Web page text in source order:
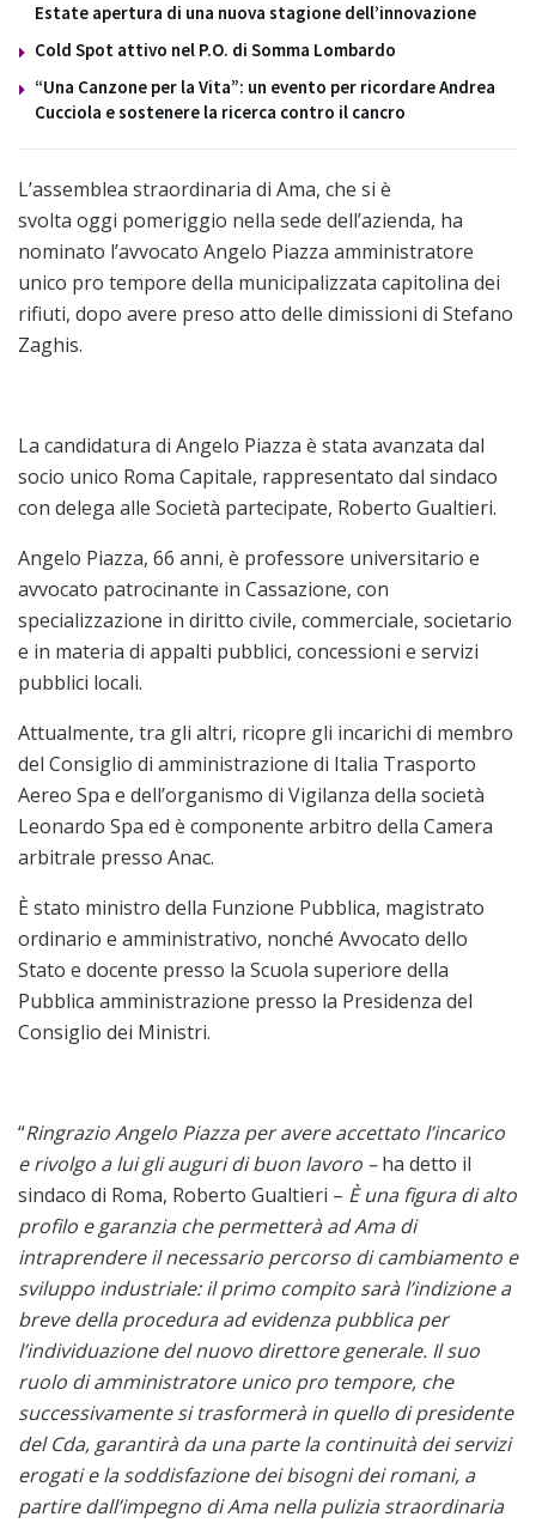
Estate apertura di una nuova stagione dell’innovazione
Cold Spot attivo nel P.O. di Somma Lombardo
“Una Canzone per la Vita”: un evento per ricordare Andrea
Cucciola e sostenere la ricerca contro il cancro
L’assemblea straordinaria di Ama, che si è
svolta oggi pomeriggio nella sede dell’azienda, ha
nominato l’avvocato Angelo Piazza amministratore
unico pro tempore della municipalizzata capitolina dei
rifiuti, dopo avere preso atto delle dimissioni di Stefano
Zaghis.
La candidatura di Angelo Piazza è stata avanzata dal
socio unico Roma Capitale, rappresentato dal sindaco
con delega alle Società partecipate, Roberto Gualtieri.
Angelo Piazza, 66 anni, è professore universitario e
avvocato patrocinante in Cassazione, con
specializzazione in diritto civile, commerciale, societario
e in materia di appalti pubblici, concessioni e servizi
pubblici locali.
Attualmente, tra gli altri, ricopre gli incarichi di membro
del Consiglio di amministrazione di Italia Trasporto
Aereo Spa e dell’organismo di Vigilanza della società
Leonardo Spa ed è componente arbitro della Camera
arbitrale presso Anac.
È stato ministro della Funzione Pubblica, magistrato
ordinario e amministrativo, nonché Avvocato dello
Stato e docente presso la Scuola superiore della
Pubblica amministrazione presso la Presidenza del
Consiglio dei Ministri.
“Ringrazio Angelo Piazza per avere accettato l’incarico
e rivolgo a lui gli auguri di buon lavoro –ha detto il
sindaco di Roma, Roberto Gualtieri – È una figura di alto
profilo e garanzia che permetterà ad Ama di
intraprendere il necessario percorso di cambiamento e
sviluppo industriale: il primo compito sarà l’indizione a
breve della procedura ad evidenza pubblica per
l’individuazione del nuovo direttore generale. Il suo
ruolo di amministratore unico pro tempore, che
successivamente si trasformerà in quello di presidente
del Cda, garantirà da una parte la continuità dei servizi
erogati e la soddisfazione dei bisogni dei romani, a
partire dall’impegno di Ama nella pulizia straordinaria